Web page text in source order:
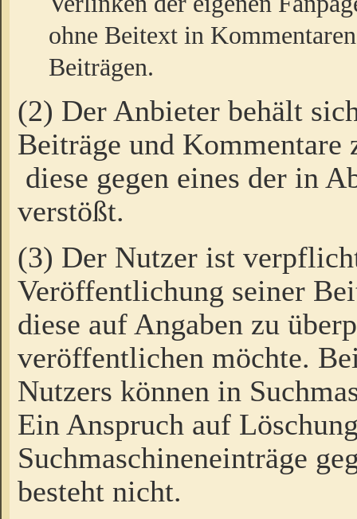
ohne Beitext in
Beiträgen.
(2) Der Anbieter behält
Beiträge und Kommentare
diese gegen eines der in
verstößt.
(3) Der Nutzer ist
Veröffentlichung seiner
diese auf Angaben zu
veröffentlichen möchte.
Nutzers können in
Ein Anspruch auf
Suchmaschineneinträge
besteht nicht.